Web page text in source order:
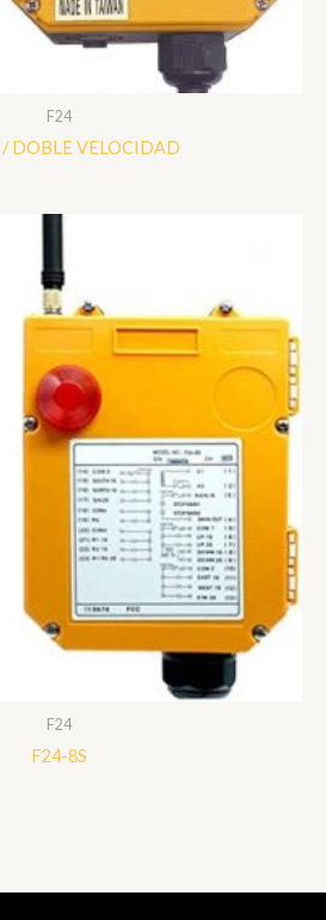
F24
DOBLE VELOCIDAD
F24
F24-8S